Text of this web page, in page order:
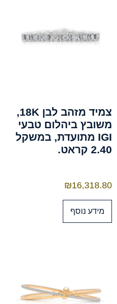
צמיד מזהב לבן 18K,
משובץ ביהלום טבעי
IGI מתועדת, במשקל
2.40 קראט.
₪16,318.80
מידע נוסף